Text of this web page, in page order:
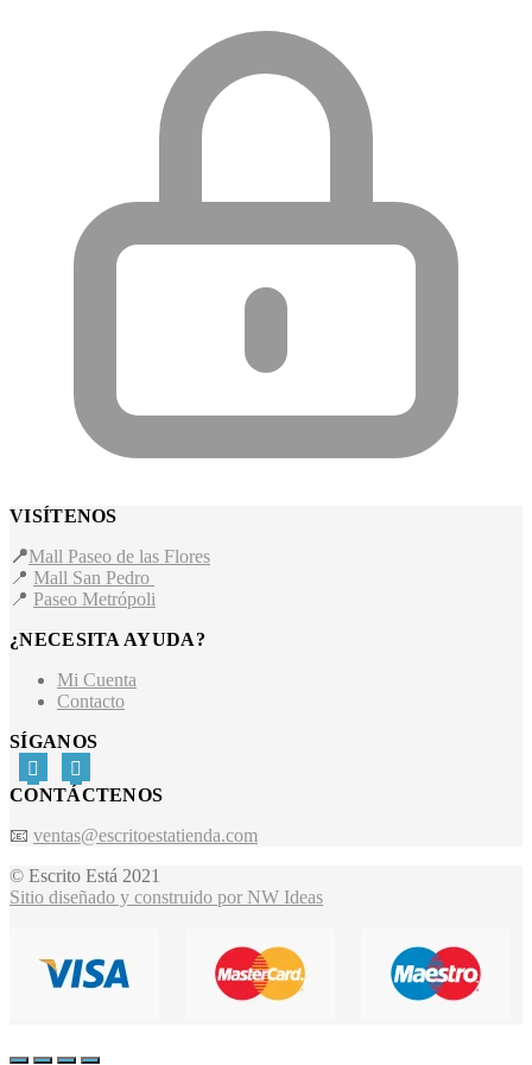
VISÍTENOS
📍Mall Paseo de las Flores
📍 Mall San Pedro
📍 Paseo Metrópoli
¿NECESITA AYUDA?
Mi Cuenta
Contacto
SÍGANOS
CONTÁCTENOS
📧 ventas@escritoestatienda.com
© Escrito Está 2021
Sitio diseñado y construido por NW Ideas